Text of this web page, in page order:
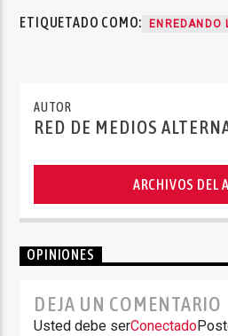
ETIQUETADO COMO: ENREDANDO
AUTOR
RED DE MEDIOS
ARCHIVOS DEL
OPINIONES
DEJA UN COMENTARIO
Usted debe serConectado